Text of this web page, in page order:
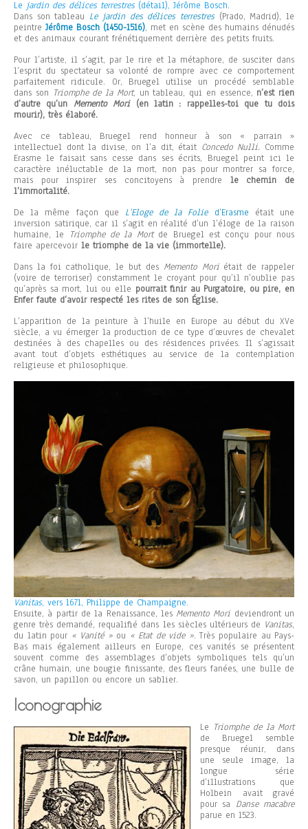
Le jardin des délices terrestres(détail), Jérôme Bosch.
Dans son tableau Le jardin des délices terrestres(Prado, Madrid), le
peintre Jérôme Bosch (1450-1516), met en scène des humains dénudés
et des animaux courant frénétiquement derrière des petits fruits.
Pour l’artiste, il s’agit, par le rire et la métaphore, de susciter dans
l’esprit du spectateur sa volonté de rompre avec ce comportement
parfaitement ridicule. Or, Bruegel utilise un procédé semblable
dans son Triomphe de la Mort, un tableau, qui en essence, n’est rien
d’autre qu’un Memento Mori(en latin : rappelles-toi que tu dois
mourir), très élaboré.
Avec ce tableau, Bruegel rend honneur à son « parrain »
intellectuel dont la divise, on l’a dit, était Concedo Nulli. Comme
Erasme le faisait sans cesse dans ses écrits, Bruegel peint ici le
caractère inéluctable de la mort, non pas pour montrer sa force,
mais pour inspirer ses concitoyens à prendre le chemin de
l’immortalité.
De la même façon que L’Eloge de la Folied’Erasme était une
inversion satirique, car il s’agit en réalité d’un l’éloge de la raison
humaine, le
Triomphe de la Mortde Bruegel est conçu pour nous
faire apercevoir le triomphe de la vie (immortelle).
Dans la foi catholique, le but des Memento Moriétait de rappeler
(voire de terroriser) constamment le croyant pour qu’il n’oublie pas
qu’après sa mort, lui ou elle pourrait finir au Purgatoire, ou pire, en
Enfer faute d’avoir respecté les rites de son Église.
L’apparition de la peinture à l’huile en Europe au début du XVe
siècle, a vu émerger la production de ce type d’œuvres de chevalet
destinées à des chapelles ou des résidences privées. Il s’agissait
avant tout d’objets esthétiques au service de la contemplation
religieuse et philosophique.
Vanitas, vers 1671, Philippe de Champaigne.
Ensuite, à partir de la Renaissance, les Memento Mori deviendront un
genre très demandé, requalifié dans les siècles ultérieurs de Vanitas,
du latin pour « Vanité »ou « Etat de vide ». Très populaire au Pays-
Bas mais également ailleurs en Europe, ces vanités se présentent
souvent comme des assemblages d’objets symboliques tels qu’un
crâne humain, une bougie finissante, des fleurs fanées, une bulle de
savon, un papillon ou encore un sablier.
Iconographie
Le Triomphe de la Mort
de Bruegel semble
presque réunir, dans
une seule image, la
longue série
d’illustrations que
Holbein avait gravé
pour sa Danse macabre
parue en 1523.